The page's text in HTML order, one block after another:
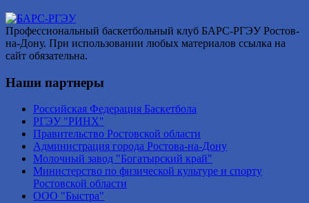
Профессиональный баскетбольный клуб БАРС-РГЭУ Ростов-
на-Дону. При использовании любых материалов ссылка на
сайт обязательна.
Наши партнеры
Российская Федерация Баскетбола
РГЭУ "РИНХ"
Правительство Ростовской области
Администрация города Ростова-на-Дону
Молочный завод "Богатырский край"
Министерство по физической культуре и спорту
Ростовской области
ООО "Быстра"